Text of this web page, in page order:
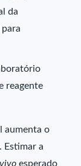
da
reagente
aumenta o
Estimar a
esperado